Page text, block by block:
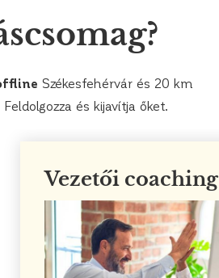
Székesfehérvár és 20 km
és kijavítja őket.
Vezetői coaching